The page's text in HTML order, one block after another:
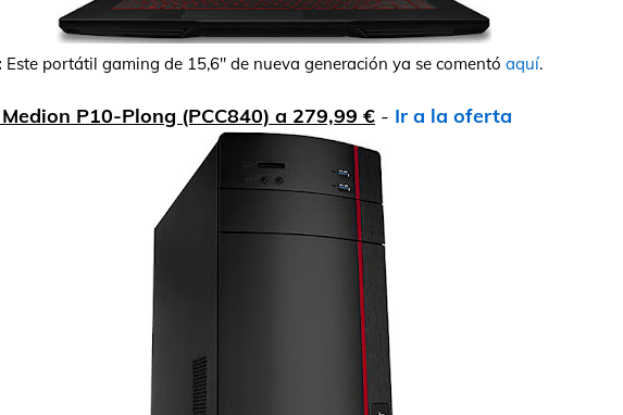
Este portátil gaming de 15,6" de nueva generación ya se comentó aquí.
Medion P10-Plong (PCC840) a 279,99 € - Ir a la oferta